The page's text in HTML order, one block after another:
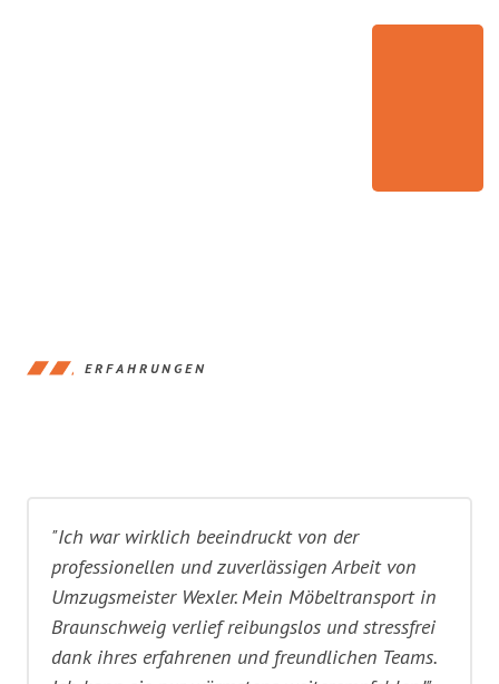
ERFAHRUNGEN
"Ich war wirklich beeindruckt von der
professionellen und zuverlässigen Arbeit von
Umzugsmeister Wexler. Mein Möbeltransport in
Braunschweig verlief reibungslos und stressfrei
dank ihres erfahrenen und freundlichen Teams.